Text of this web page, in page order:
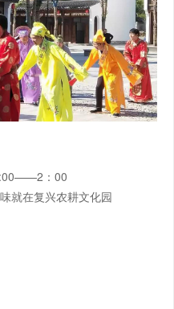
：00
就在复兴农耕文化园